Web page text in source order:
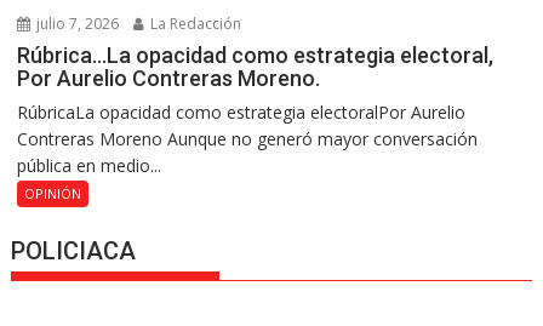
julio 7, 2026 La Redacción
Rúbrica…La opacidad como estrategia electoral,
Por Aurelio Contreras Moreno.
RúbricaLa opacidad como estrategia electoralPor Aurelio
Contreras Moreno Aunque no generó mayor conversación
pública en medio...
OPINIÓN
POLICIACA